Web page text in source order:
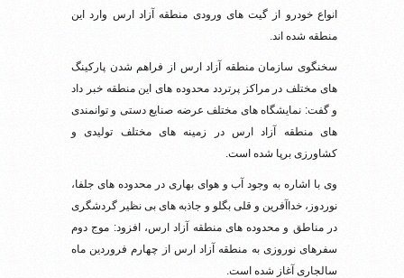
انواع خودرو از گیت های ورودی منطقه آزاد ارس وارد این
منطقه شده اند.
سخنگوی سازمان منطقه آزاد ارس از فراهم شدن پارکینگ
های مختلف در مراکز پرتردد محدوده های این منطقه خبر داد
و گفت: نمایشگاه های مختلف عرضه صنایع دستی و توانمندی
های منطقه آزاد ارس در زمینه های مختلف تولیدی و
کشاورزی برپا شده است.
وی با اشاره به وجود آب و هوای بهاری در محدوده های جلفا،
نوردوز، خداآفرین و قلی بگلو و جاذبه های بی نظیر گردشگری
در مناطق و محدوده های منطقه آزاد ارس، افزود: موج دوم
سفرهای نوروزی به منطقه آزاد ارس از چهارم فروردین ماه
سالجاری آغاز شده است.